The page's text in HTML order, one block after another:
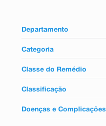
Departamento
Farmácia em Casa
Categoria
Antigripal
Classe do Remédio
Antigripais
Classificação
Sem tarja
Doenças e Complicações